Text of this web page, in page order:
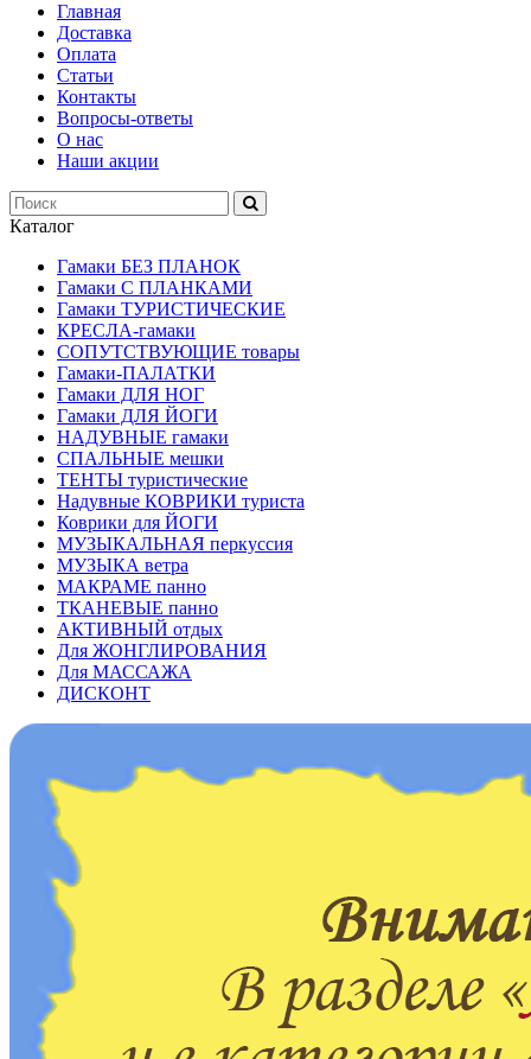
Главная
Доставка
Оплата
Статьи
Контакты
Вопросы-ответы
О нас
Наши акции
Каталог
Гамаки БЕЗ ПЛАНОК
Гамаки С ПЛАНКАМИ
Гамаки ТУРИСТИЧЕСКИЕ
КРЕСЛА-гамаки
СОПУТСТВУЮЩИЕ товары
Гамаки-ПАЛАТКИ
Гамаки ДЛЯ НОГ
Гамаки ДЛЯ ЙОГИ
НАДУВНЫЕ гамаки
СПАЛЬНЫЕ мешки
ТЕНТЫ туристические
Надувные КОВРИКИ туриста
Коврики для ЙОГИ
МУЗЫКАЛЬНАЯ перкуссия
МУЗЫКА ветра
МАКРАМЕ панно
ТКАНЕВЫЕ панно
АКТИВНЫЙ отдых
Для ЖОНГЛИРОВАНИЯ
Для МАССАЖА
ДИСКОНТ